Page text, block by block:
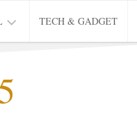
TECH & GADGET